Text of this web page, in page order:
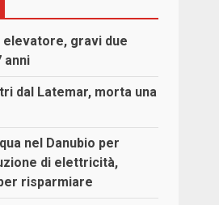
gravi due
anni
dal Latemar, morta una
nel Danubio per
di elettricità,
risparmiare